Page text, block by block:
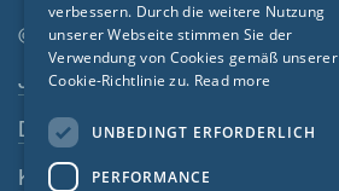
© SIGA 2026
Footer-Navigation
Jobs
Datenschutz
Kontakt
CZECH
verbessern. Durch die weitere Nutzung
unserer Webseite stimmen Sie der
Verwendung von Cookies gemäß unserer
Cookie-Richtlinie zu. Read more
UNBEDINGT ERFORDERLICH
PERFORMANCE